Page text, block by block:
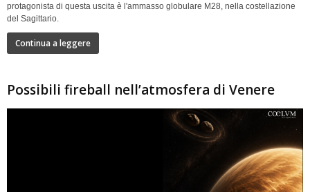
protagonista di questa uscita è l'ammasso globulare M28, nella costellazione
del Sagittario.
Continua a leggere
Possibili fireball nell’atmosfera di Venere